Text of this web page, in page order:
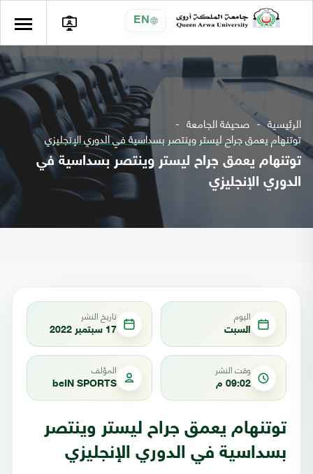
EN
الرئيسية صحيفة الجامعة
توتنهام يعمق جراح ليستر وينتصر بسداسية في الدوري الإنجليزي
توتنهام يعمق جراح ليستر وينتصر بسداسية في
الدوري الإنجليزي
اليوم
السبت
تاريخ النشر
17 سبتمبر 2022
وقت النشر
09:02 م
المؤلف
beIN SPORTS
توتنهام يعمق جراح ليستر وينتصر
بسداسية في الدوري الإنجليزي